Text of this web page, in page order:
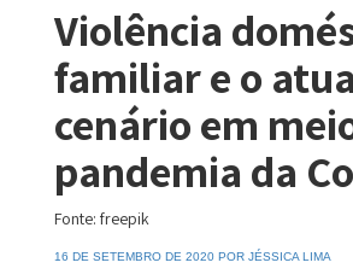
Violência
familiar e o
cenário em
pandemia da
Fonte: freepik
16 DE SETEMBRO DE 2020 POR JÉSSICA LIMA